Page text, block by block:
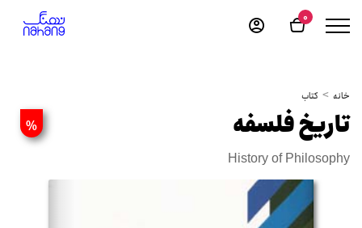
0
خانه کتاب
% تاریخ فلسفه
History of Philosophy